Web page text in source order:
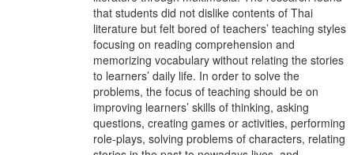
that students did not dislike contents of Thai
literature but felt bored of teachers’ teaching styles
focusing on reading comprehension and
memorizing vocabulary without relating the stories
to learners’ daily life. In order to solve the
problems, the focus of teaching should be on
improving learners’ skills of thinking, asking
questions, creating games or activities, performing
role-plays, solving problems of characters, relating